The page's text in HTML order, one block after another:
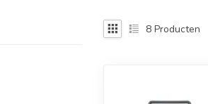
8 Producten